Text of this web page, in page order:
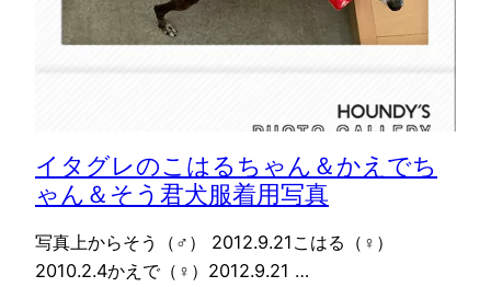
イタグレのこはるちゃん＆かえでち
ゃん＆そう君犬服着用写真
写真上からそう（♂） 2012.9.21こはる（♀）
2010.2.4かえで（♀）2012.9.21 …